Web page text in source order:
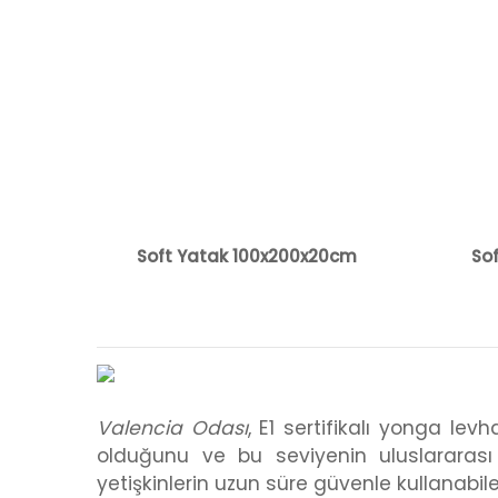
Soft Yatak 100x200x20cm
Valencia Odası, E1 sertifikalı yonga
olduğunu ve bu seviyenin
yetişkinlerin uzun süre güvenle